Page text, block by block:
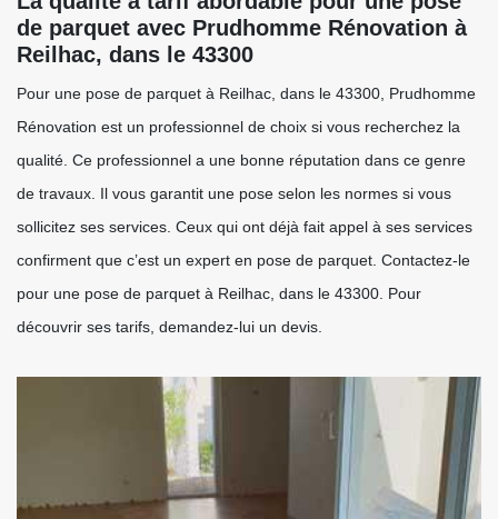
de parquet avec Prudhomme Rénovation à
Reilhac, dans le 43300
Pour une pose de parquet à Reilhac, dans le 43300, Prudhomme
Rénovation est un professionnel de choix si vous recherchez la
qualité. Ce professionnel a une bonne réputation dans ce genre
de travaux. Il vous garantit une pose selon les normes si vous
sollicitez ses services. Ceux qui ont déjà fait appel à ses services
confirment que c’est un expert en pose de parquet. Contactez-le
pour une pose de parquet à Reilhac, dans le 43300. Pour
découvrir ses tarifs, demandez-lui un devis.